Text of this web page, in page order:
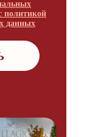
политикой
данных